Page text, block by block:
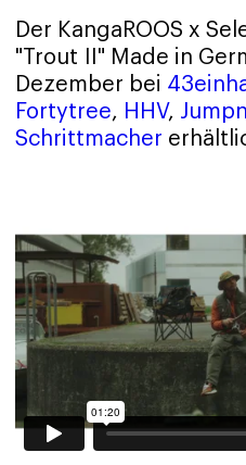
Der KangaROOS x
"Trout II" Made in
Dezember bei
Fortytree, HHV,
Schrittmacher